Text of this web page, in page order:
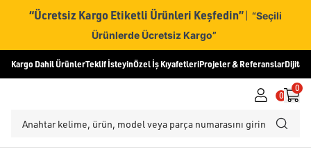
“Ücretsiz Kargo Etiketli Ürünleri Keşfedin” | “Seçili
Ürünlerde Ücretsiz Kargo”
Kargo Dahil ÜrünlerTeklif İsteyinÖzel İş KıyafetleriProjeler & ReferanslarDijital
0
0